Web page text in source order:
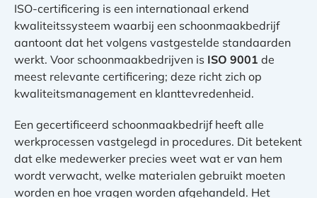
ISO-certificering is een internationaal erkend
kwaliteitssysteem waarbij een schoonmaakbedrijf
aantoont dat het volgens vastgestelde standaarden
werkt. Voor schoonmaakbedrijven is ISO 9001 de
meest relevante certificering; deze richt zich op
kwaliteitsmanagement en klanttevredenheid.
Een gecertificeerd schoonmaakbedrijf heeft alle
werkprocessen vastgelegd in procedures. Dit betekent
dat elke medewerker precies weet wat er van hem
wordt verwacht, welke materialen gebruikt moeten
worden en hoe vragen worden afgehandeld. Het